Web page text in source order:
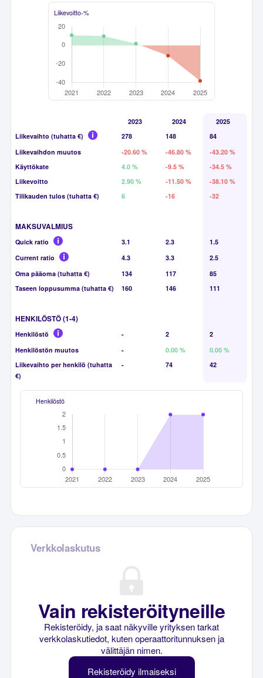
Liikevoitto-%
2023 2024
2025
Liikevaihto (tuhatta €)
278 148
84
Liikevaihdon muutos
-20.60 % -46.80 %
-43.20 %
Käyttökate
4.0 % -9.5 %
-34.5 %
Liikevoitto
2.90 % -11.50 %
-38.10 %
Tilikauden tulos (tuhatta €)
6 -16 -32
MAKSUVALMIUS
Quick ratio 3.1 2.3
1.5
Current ratio
4.3 3.3
2.5
Oma pääoma (tuhatta €)
134 117
85
Taseen loppusumma (tuhatta €)
160 146 111
HENKILÖSTÖ (1-4)
Henkilöstö - 2
2
Henkilöstön muutos
- 0.00 %
0.00 %
Liikevaihto per henkilö (tuhatta
€)
- 74 42
Henkilöstö
Verkkolaskutus
Vain rekisteröityneille
Rekisteröidy, ja saat näkyville yrityksen tarkat
verkkolaskutiedot, kuten operaattoritunnuksen ja
välittäjän nimen.
Rekisteröidy ilmaiseksi